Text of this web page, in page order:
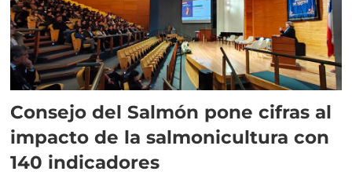
Consejo del Salmón pone cifras al
impacto de la salmonicultura con
140 indicadores